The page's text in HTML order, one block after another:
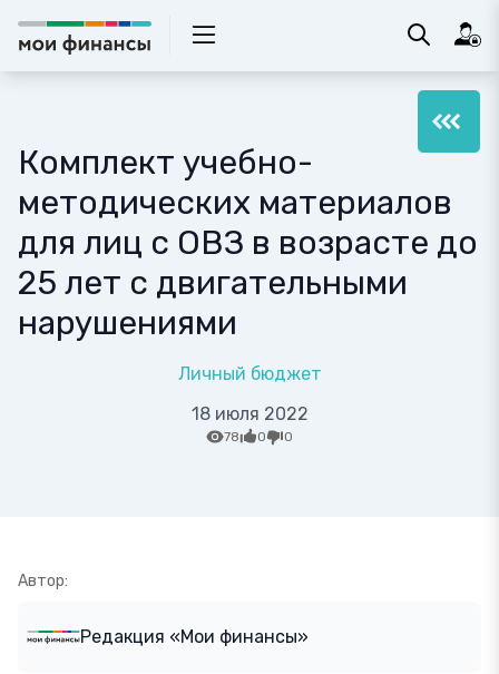
Комплект учебно-
методических материалов
для лиц с ОВЗ в возрасте до
25 лет с двигательными
нарушениями
Личный бюджет
18 июля 2022
78 0 0
Автор:
Редакция «Мои финансы»